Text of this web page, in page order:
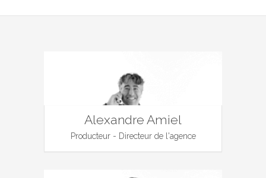
Alexandre Amiel
Producteur - Directeur de l'agence